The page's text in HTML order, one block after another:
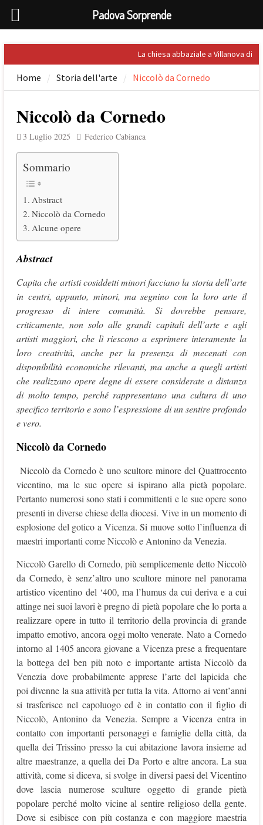
to
content
La chiesa abbaziale a Villanova di
San Bonifacio
Rilevata l’importanza dell’acqua
nel Palladio
Caffè
Giuseppe Barbieri e Niccolò
Home Storia dell'arte Niccolò da Cornedo
Niccolò da Cornedo
3 Luglio 2025 Federico Cabianca
Sommario
Abstract
Niccolò da Cornedo
Alcune opere
Abstract
Capita che artisti cosiddetti minori facciano la storia dell’arte
in centri, appunto, minori, ma segnino con la loro arte il
progresso di intere comunità. Si dovrebbe pensare,
criticamente, non solo alle grandi capitali dell’arte e agli
artisti maggiori, che lì riescono a esprimere interamente la
loro creatività, anche per la presenza di mecenati con
disponibilità economiche rilevanti, ma anche a quegli artisti
che realizzano opere degne di essere considerate a distanza
di molto tempo, perché rappresentano una cultura di uno
specifico territorio e sono l’espressione di un sentire profondo
e vero.
Niccolò da Cornedo
Niccolò da Cornedo è uno scultore minore del Quattrocento
vicentino, ma le sue opere si ispirano alla pietà popolare.
Pertanto numerosi sono stati i committenti e le sue opere sono
presenti in diverse chiese della diocesi. Vive in un momento di
esplosione del gotico a Vicenza. Si muove sotto l’influenza di
maestri importanti come Niccolò e Antonino da Venezia.
Niccolò Garello di Cornedo, più semplicemente detto Niccolò
da Cornedo, è senz’altro uno scultore minore nel panorama
artistico vicentino del ‘400, ma l’humus da cui deriva e a cui
attinge nei suoi lavori è pregno di pietà popolare che lo porta a
realizzare opere in tutto il territorio della provincia di grande
impatto emotivo, ancora oggi molto venerate. Nato a Cornedo
intorno al 1405 ancora giovane a Vicenza prese a frequentare
la bottega del ben più noto e importante artista Niccolò da
Venezia dove probabilmente apprese l’arte del lapicida che
poi divenne la sua attività per tutta la vita. Attorno ai vent’anni
si trasferisce nel capoluogo ed è in contatto con il figlio di
Niccolò, Antonino da Venezia. Sempre a Vicenza entra in
contatto con importanti personaggi e famiglie della città, da
quella dei Trissino presso la cui abitazione lavora insieme ad
altre maestranze, a quella dei Da Porto e altre ancora. La sua
attività, come si diceva, si svolge in diversi paesi del Vicentino
dove lascia numerose sculture oggetto di grande pietà
popolare perché molto vicine al sentire religioso della gente.
Dove si esibisce con più costanza e con maggiore maestria
Padova Sorprende